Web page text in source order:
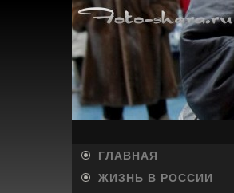
ГЛАВНАЯ
ЖИЗНЬ В РОССИИ